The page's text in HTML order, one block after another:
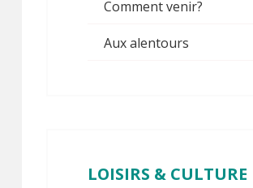
Comment venir?
Aux alentours
LOISIRS & CULTURE